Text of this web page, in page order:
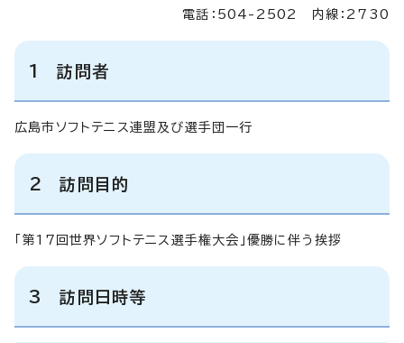
電話：504-2502 内線：2730
1 訪問者
広島市ソフトテニス連盟及び選手団一行
2 訪問目的
「第17回世界ソフトテニス選手権大会」優勝に伴う挨拶
3 訪問日時等